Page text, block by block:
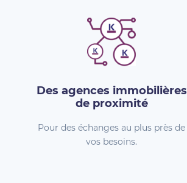
Des agences immobilières
de proximité
Pour des échanges au plus près de
vos besoins.